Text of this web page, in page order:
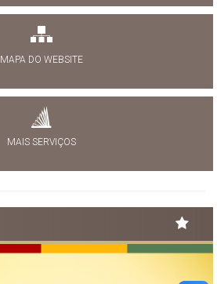
MAPA DO WEBSITE
MAIS SERVIÇOS